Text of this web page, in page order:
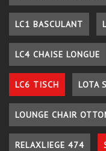
LC1 BASCULANT
LC4 CHAISE LONGUE
LC6 TISCH LOTA
LOUNGE CHAIR
RELAXLIEGE 474